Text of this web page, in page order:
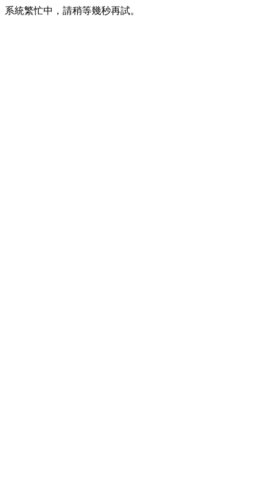
系統繁忙中，請稍等幾秒再試。